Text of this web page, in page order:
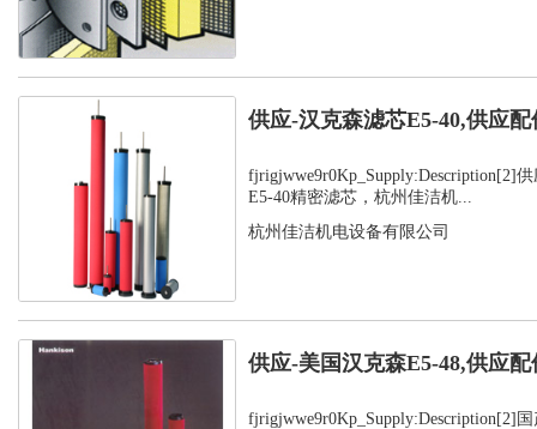
供应-汉克森滤芯E5-40,供应配
fjrigjwwe9r0Kp_Supply:Description[2]
E5-40精密滤芯，杭州佳洁机...
杭州佳洁机电设备有限公司
供应-美国汉克森E5-48,供应配
fjrigjwwe9r0Kp_Supply:Description[2]